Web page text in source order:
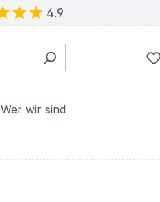
4.9
Wer wir sind